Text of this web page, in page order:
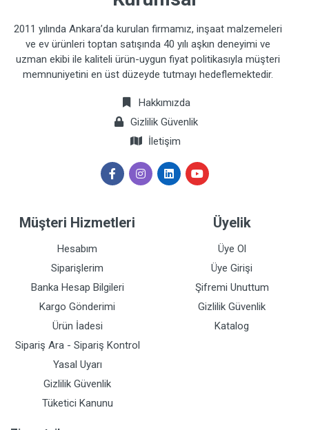
2011 yılında Ankara’da kurulan firmamız, inşaat malzemeleri
ve ev ürünleri toptan satışında 40 yılı aşkın deneyimi ve
uzman ekibi ile kaliteli ürün-uygun fiyat politikasıyla müşteri
memnuniyetini en üst düzeyde tutmayı hedeflemektedir.
Hakkımızda
Gizlilik Güvenlik
İletişim
Müşteri Hizmetleri
Hesabım
Siparişlerim
Banka Hesap Bilgileri
Kargo Gönderimi
Ürün İadesi
Sipariş Ara - Sipariş Kontrol
Yasal Uyarı
Gizlilik Güvenlik
Tüketici Kanunu
Üyelik
Üye Ol
Üye Girişi
Şifremi Unuttum
Gizlilik Güvenlik
Katalog